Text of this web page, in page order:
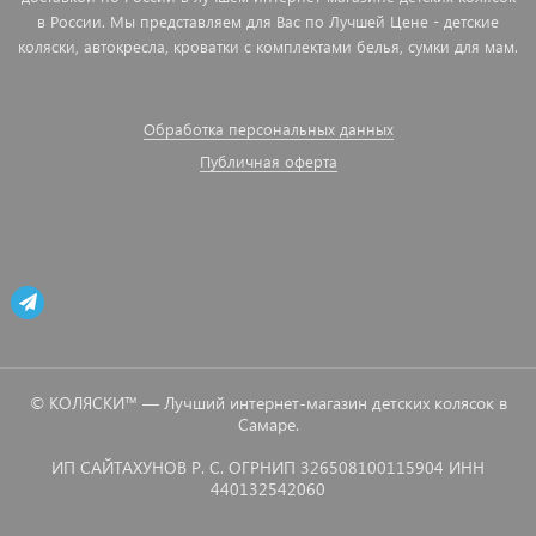
в России. Мы представляем для Вас по Лучшей Цене - детские
коляски, автокресла, кроватки с комплектами белья, сумки для мам.
Обработка персональных данных
Публичная оферта
© КОЛЯСКИ™ — Лучший интернет-магазин детских колясок в
Самаре.
ИП САЙТАХУНОВ Р. С. ОГРНИП 326508100115904 ИНН
440132542060